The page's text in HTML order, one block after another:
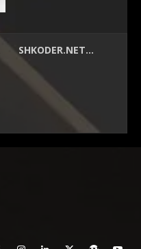
SHKODER.NET…